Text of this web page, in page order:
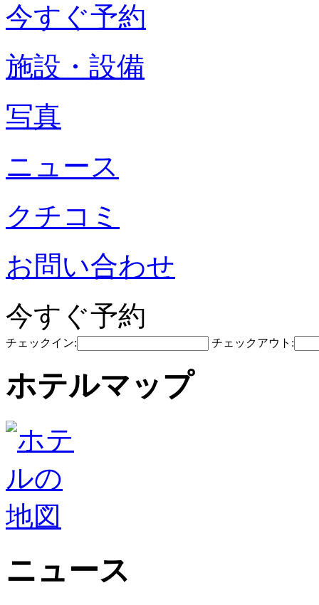
今すぐ予約
施設・設備
写真
ニュース
クチコミ
お問い合わせ
今すぐ予約
チェックイン: チェックアウト:
ホテルマップ
ニュース